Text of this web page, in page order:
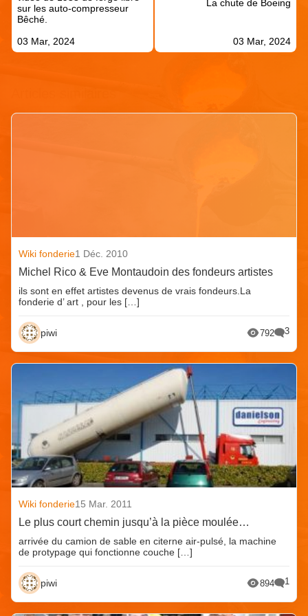
sur les auto-compresseur
Bêché.
03 Mar, 2024
La chute de Boeing
03 Mar, 2024
Wiki fonderie1 Déc. 2010
Michel Rico & Eve Montaudoin des fondeurs artistes
ils sont en effet artistes devenus de vrais fondeurs.La
fonderie d’ art , pour les […]
piwi 792 3
Wiki fonderie15 Mar. 2011
Le plus court chemin jusqu’à la pièce moulée…
arrivée du camion de sable en citerne air-pulsé, la machine
de protypage qui fonctionne couche […]
piwi 894 1